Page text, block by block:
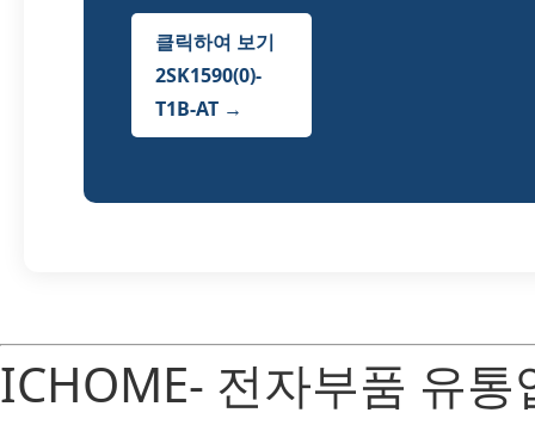
클릭하여 보기
2SK1590(0)-
T1B-AT →
ICHOME- 전자부품 유